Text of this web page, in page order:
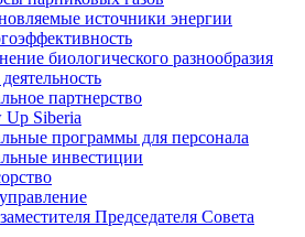
источники энергии
биологического разнообразия
партнерство
Up Siberia
программы для персонала
инвестиции
Председателя Совета